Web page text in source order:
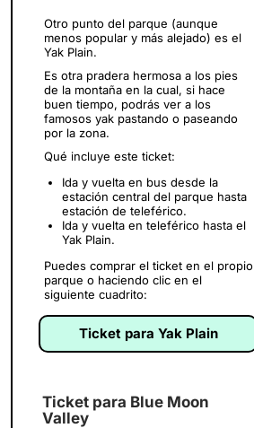
Otro punto del parque (aunque
menos popular y más alejado) es el
Yak Plain.
Es otra pradera hermosa a los pies
de la montaña en la cual, si hace
buen tiempo, podrás ver a los
famosos yak pastando o paseando
por la zona.
Qué incluye este ticket:
Ida y vuelta en bus desde la
estación central del parque hasta
estación de teleférico.
Ida y vuelta en teleférico hasta el
Yak Plain.
Puedes comprar el ticket en el propio
parque o haciendo clic en el
siguiente cuadrito:
Ticket para Yak Plain
Ticket para Blue Moon
Valley